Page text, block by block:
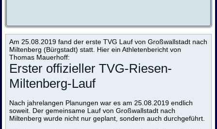
Am 25.08.2019 fand der erste TVG Lauf von Großwallstadt nach
Miltenberg (Bürgstadt) statt. Hier ein Athletenbericht von
Thomas Mauerhoff:
Erster offizieller TVG-Riesen-
Miltenberg-Lauf
Nach jahrelangen Planungen war es am 25.08.2019 endlich
soweit. Der gemeinsame Lauf von Großwallstadt nach
Miltenberg wurde nicht nur geplant, sondern auch durchgeführt.